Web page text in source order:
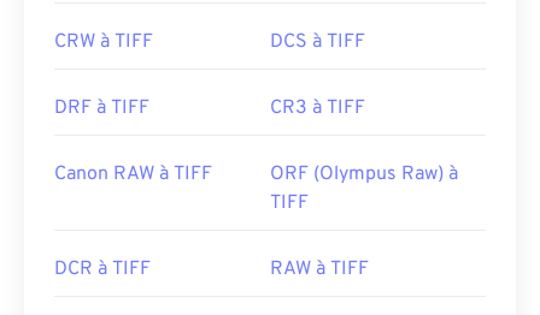
CRW à TIFF DCS à TIFF
DRF à TIFF CR3 à TIFF
Canon RAW à TIFF
ORF (Olympus Raw) à
TIFF
DCR à TIFF RAW à TIFF